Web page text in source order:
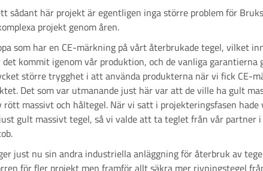
sådant här projekt är egentligen inga större problem för
projekt genom åren.
som har en CE-märkning på vårt återbrukade tegel, vilket
kommit igenom vår produktion, och de vanliga garantierna
större trygghet i att använda produkterna när vi fick CE-
Det som var utmanande just här var att de ville ha gult
massivt och håltegel. När vi satt i projekteringsfasen hade
gult massivt tegel, så vi valde att ta teglet från vår partner
just nu sin andra industriella anläggning för återbruk av
för fler projekt men framför allt säkra mer rivningstegel